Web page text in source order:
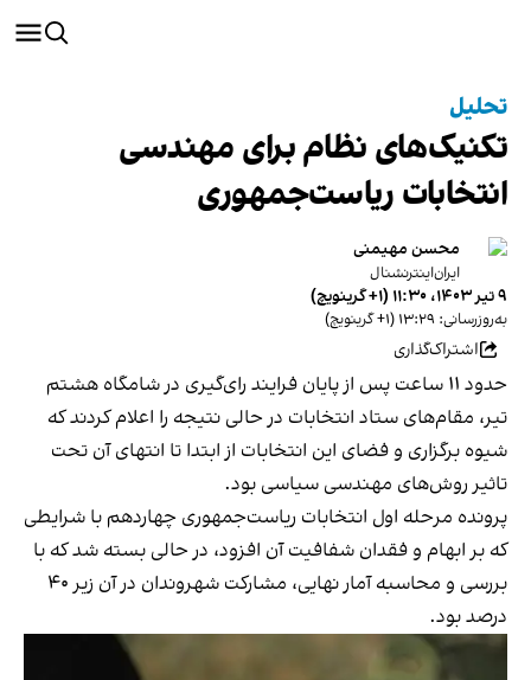
تحلیل
تکنیک‌های نظام برای مهندسی
انتخابات ریاست‌جمهوری
محسن مهیمنی
ایران‌اینترنشنال
۹ تیر ۱۴۰۳، ۱۱:۳۰ (‎+۱ گرینویچ)
به‌روزرسانی: ۱۳:۲۹ (‎+۱ گرینویچ)
اشتراک‌گذاری
حدود ۱۱ ساعت پس از پایان فرایند رای‌گیری در شامگاه هشتم
تیر، مقام‌های ستاد انتخابات در حالی نتیجه را اعلام کردند که
شیوه برگزاری و فضای این انتخابات از ابتدا تا انتهای آن تحت
تاثیر روش‌های مهندسی سیاسی بود.
پرونده مرحله اول انتخابات ریاست‌جمهوری چهاردهم با شرایطی
که بر ابهام و فقدان شفافیت آن افزود، در حالی بسته شد که با
بررسی و محاسبه آمار نهایی، مشارکت شهروندان در آن
زیر ۴۰
درصد بود.